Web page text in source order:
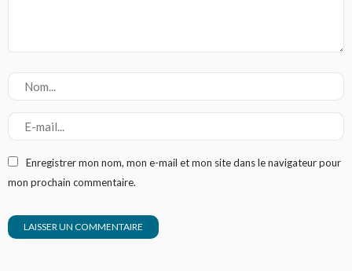
Enregistrer mon nom, mon e-mail et mon site dans le navigateur pour
mon prochain commentaire.